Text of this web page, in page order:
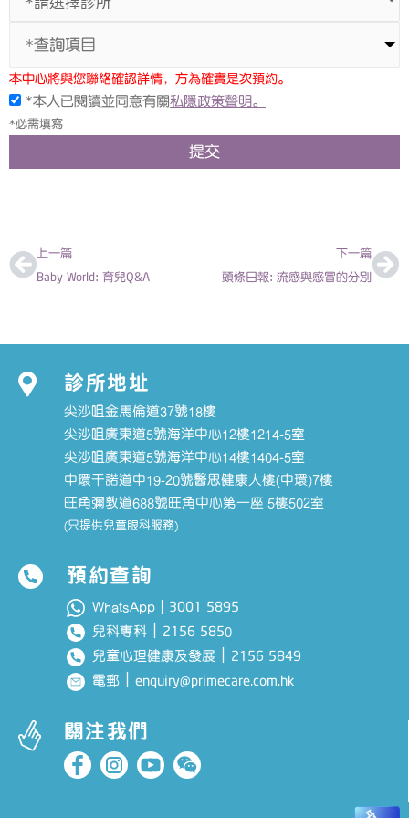
*查詢項目
本中心將與您聯絡確認詳情，方為確實是次預約。
*本人已閱讀並同意有關私隱政策聲明。
*必需填寫
提交
上一篇
Baby World: 育兒Q&A
下一篇
頭條日報: 流感與感冒的分別
診所地址
尖沙咀金馬倫道37號18樓
尖沙咀廣東道5號海洋中心12樓1214-5室
尖沙咀廣東道5號海洋中心14樓1404-5室
中環干諾道中19-20號醫思健康大樓(中環)7樓
旺角彌敦道688號旺角中心第一座 5樓502室
(只提供兒童眼科服務)
預約查詢
WhatsApp｜ 3001 5895
兒科專科 2156 5850
兒童心理健康及發展
2156 5849
電郵 ｜enquiry@primecare.com.hk
關注我們